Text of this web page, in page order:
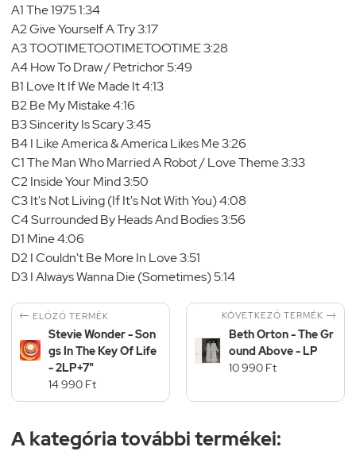
A1 The 1975 1:34
A2 Give Yourself A Try 3:17
A3 TOOTIMETOOTIMETOOTIME 3:28
A4 How To Draw / Petrichor 5:49
B1 Love It If We Made It 4:13
B2 Be My Mistake 4:16
B3 Sincerity Is Scary 3:45
B4 I Like America & America Likes Me 3:26
C1 The Man Who Married A Robot / Love Theme 3:33
C2 Inside Your Mind 3:50
C3 It's Not Living (If It's Not With You) 4:08
C4 Surrounded By Heads And Bodies 3:56
D1 Mine 4:06
D2 I Couldn't Be More In Love 3:51
D3 I Always Wanna Die (Sometimes) 5:14
 ELŐZŐ TERMÉK
Stevie Wonder - Son
gs In The Key Of Life
- 2LP+7"
14 990 Ft
KÖVETKEZŐ TERMÉK 
Beth Orton - The Gr
ound Above - LP
10 990 Ft
A kategória további termékei: